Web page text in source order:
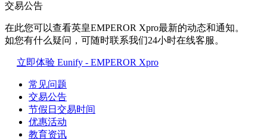
交易公告
在此您可以查看英皇EMPEROR Xpro最新的动态和通知。
如您有什么疑问，可随时联系我们24小时在线客服。
立即体验 Eunify - EMPEROR Xpro
常见问题
交易公告
节假日交易时间
优惠活动
教育资讯